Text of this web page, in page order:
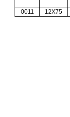
0011
12X75